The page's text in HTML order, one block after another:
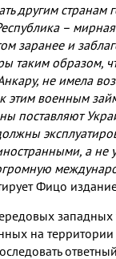
другим странам
–
заранее и
таким образом,
не имела
этим военным
поставляют
а не
Фицо
западных
на